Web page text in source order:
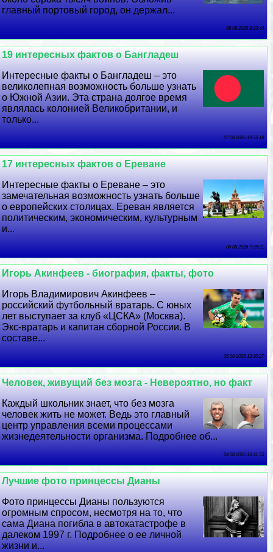
главный портовый город, он держал...
08 08 2026 8:23:44
19 интересных фактов о Бангладеш
Интересные факты о Бангладеш – это
великолепная возможность больше узнать
о Южной Азии. Эта страна долгое время
являлась колонией Великобритании, и
только...
07 08 2026 19:56:18
17 интересных фактов о Ереване
Интересные факты о Ереване – это
замечательная возможность узнать больше
о европейских столицах. Ереван является
политическим, экономическим, культурным
и...
06 08 2026 7:39:31
Игорь Акинфеев - биография, факты, фото
Игорь Владимирович Акинфеев –
российский футбольный вратарь. С юных
лет выступает за клуб «ЦСКА» (Москва).
Экс-вратарь и капитан сборной России. В
составе...
05 08 2026 13:30:27
Человек, живущий без мозга - Невероятно, но факт
Каждый школьник знает, что без мозга
человек жить не может. Ведь это главный
центр управления всеми процессами
жизнедеятельности организма. Подробнее об...
04 08 2026 13:41:53
Лучшие фото принцессы Дианы
Фото принцессы Дианы пользуются
огромным спросом, несмотря на то, что
сама Диана погибла в автокатастрофе в
далеком 1997 г. Подробнее о ее личной
жизни и...